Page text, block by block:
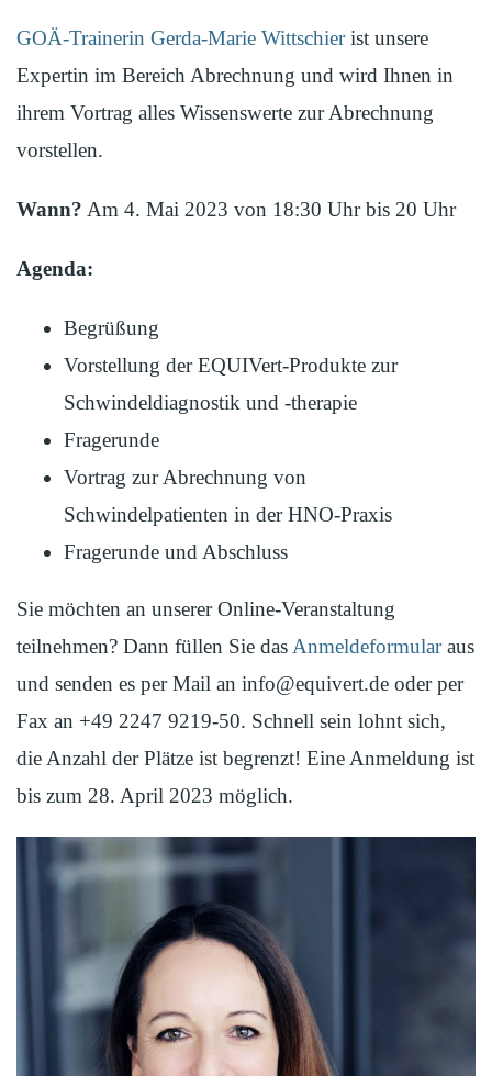
GOÄ-Trainerin Gerda-Marie Wittschierist unsere
Expertin im Bereich Abrechnung und wird Ihnen in
ihrem Vortrag alles Wissenswerte zur Abrechnung
vorstellen.
Wann? Am 4. Mai 2023 von 18:30 Uhr bis 20 Uhr
Agenda:
Begrüßung
Vorstellung der EQUIVert-Produkte zur
Schwindeldiagnostik und -therapie
Fragerunde
Vortrag zur Abrechnung von
Schwindelpatienten in der HNO-Praxis
Fragerunde und Abschluss
Sie möchten an unserer Online-Veranstaltung
teilnehmen? Dann füllen Sie das Anmeldeformularaus
und senden es per Mail an info@equivert.de oder per
Fax an +49 2247 9219-50. Schnell sein lohnt sich,
die Anzahl der Plätze ist begrenzt! Eine Anmeldung ist
bis zum 28. April 2023 möglich.